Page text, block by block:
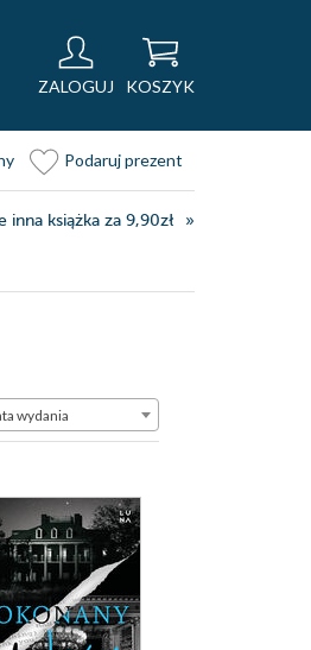
ZALOGUJ KOSZYK
Podaruj prezent
inna książka za 9,90zł
wydania
wydania